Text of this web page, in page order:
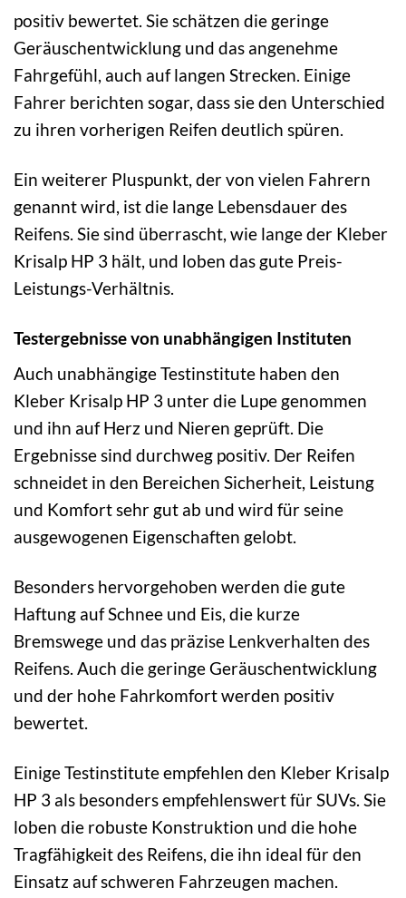
positiv bewertet. Sie schätzen die geringe
Geräuschentwicklung und das angenehme
Fahrgefühl, auch auf langen Strecken. Einige
Fahrer berichten sogar, dass sie den Unterschied
zu ihren vorherigen Reifen deutlich spüren.
Ein weiterer Pluspunkt, der von vielen Fahrern
genannt wird, ist die lange Lebensdauer des
Reifens. Sie sind überrascht, wie lange der Kleber
Krisalp HP 3 hält, und loben das gute Preis-
Leistungs-Verhältnis.
Testergebnisse von unabhängigen Instituten
Auch unabhängige Testinstitute haben den
Kleber Krisalp HP 3 unter die Lupe genommen
und ihn auf Herz und Nieren geprüft. Die
Ergebnisse sind durchweg positiv. Der Reifen
schneidet in den Bereichen Sicherheit, Leistung
und Komfort sehr gut ab und wird für seine
ausgewogenen Eigenschaften gelobt.
Besonders hervorgehoben werden die gute
Haftung auf Schnee und Eis, die kurze
Bremswege und das präzise Lenkverhalten des
Reifens. Auch die geringe Geräuschentwicklung
und der hohe Fahrkomfort werden positiv
bewertet.
Einige Testinstitute empfehlen den Kleber Krisalp
HP 3 als besonders empfehlenswert für SUVs. Sie
loben die robuste Konstruktion und die hohe
Tragfähigkeit des Reifens, die ihn ideal für den
Einsatz auf schweren Fahrzeugen machen.